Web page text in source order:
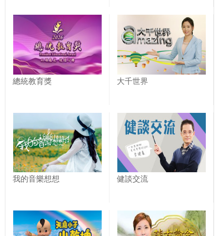
總統教育獎 大千世界
我的音樂想想 健談交流